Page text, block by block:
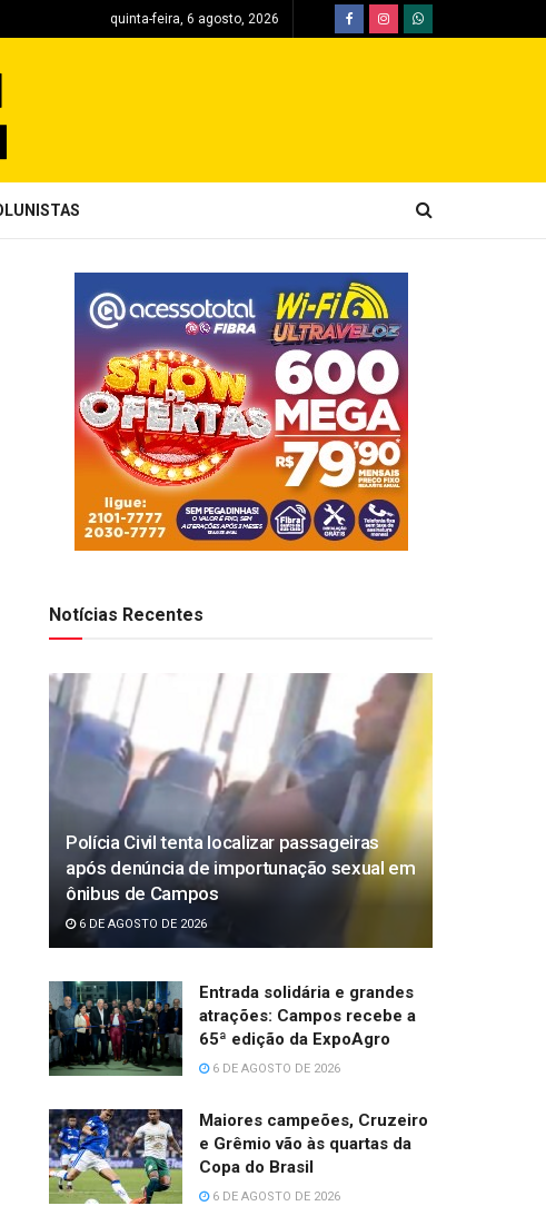
quinta-feira, 6 agosto, 2026
Notícias Recentes
Polícia Civil tenta localizar passageiras
após denúncia de importunação sexual em
ônibus de Campos
6 DE AGOSTO DE 2026
Entrada solidária e grandes
atrações: Campos recebe a
65ª edição da ExpoAgro
6 DE AGOSTO DE 2026
Maiores campeões, Cruzeiro
e Grêmio vão às quartas da
Copa do Brasil
6 DE AGOSTO DE 2026